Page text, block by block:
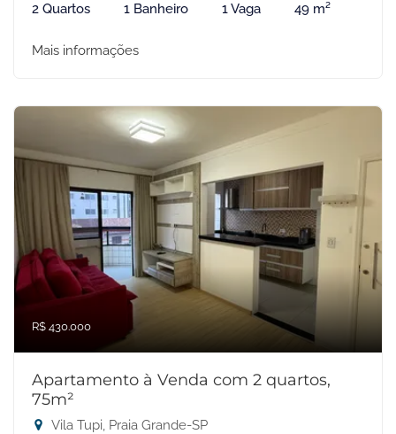
2 Quartos 1 Banheiro 1 Vaga 49 m²
Mais informações
R$ 430.000
Apartamento à Venda com 2 quartos,
75m²
Vila Tupi, Praia Grande-SP